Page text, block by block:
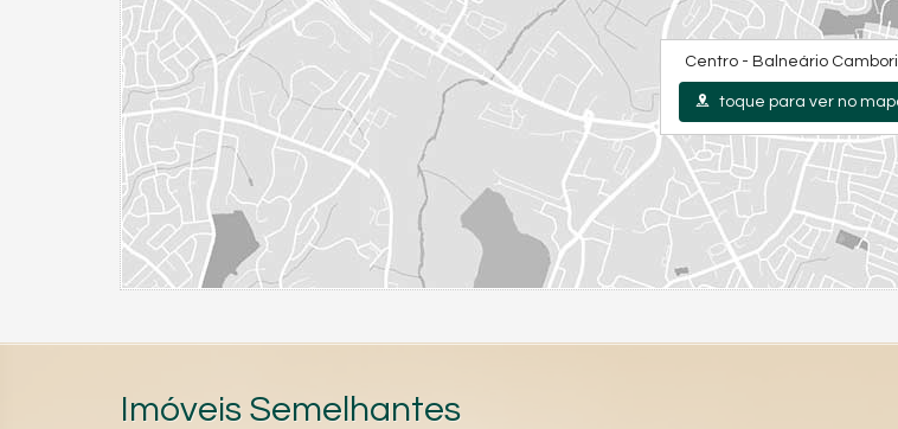
Centro - Balneário
toque para ver no
Imóveis Semelhantes